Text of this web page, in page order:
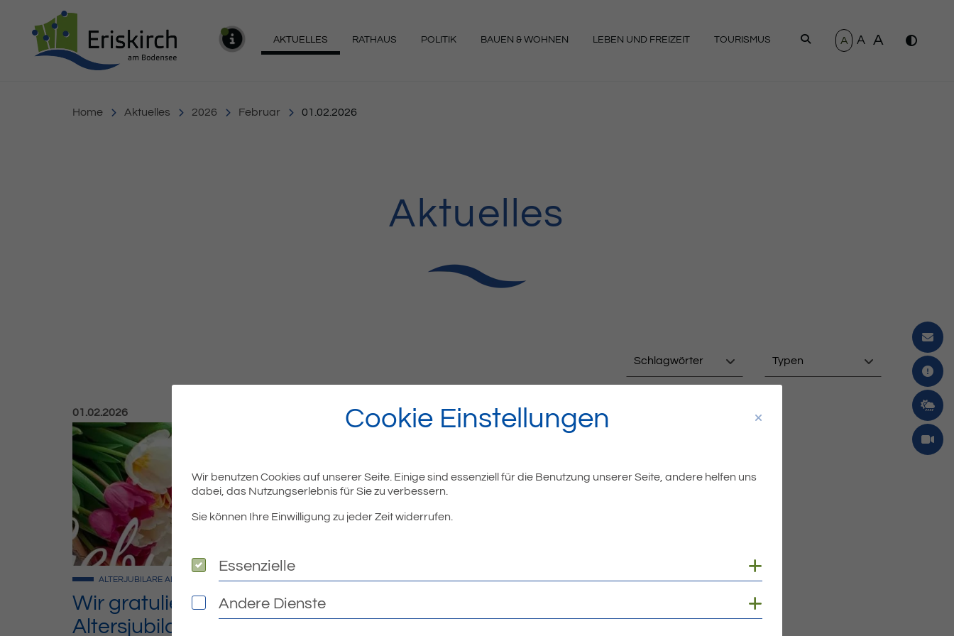
AKTUELLES RATHAUS POLITIK BAUEN & WOHNEN LEBEN UND FREIZEIT TOURISMUS SUCHEN
A A A
Home Aktuelles 2026 Februar 01.02.2026
Aktuelles
Schlagwörter Typen
Veröffentlicht am:
01.02.2026
Wir gratulieren unseren
Altersjubilaren im Februar
ALTERJUBILARE ALLGEMEIN
Cookie Einstellungen
Wir benutzen Cookies auf unserer Seite. Einige sind essenziell für die Benutzung unserer Seite, andere helfen uns
dabei, das Nutzungserlebnis für Sie zu verbessern.
Sie können Ihre Einwilligung zu jeder Zeit widerrufen.
Essenzielle
Essenzielle
Andere Dienste
Andere Dienste